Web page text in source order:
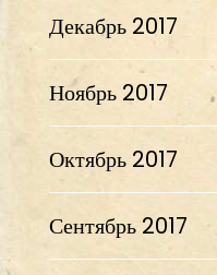
Декабрь 2017
Ноябрь 2017
Октябрь 2017
Сентябрь 2017